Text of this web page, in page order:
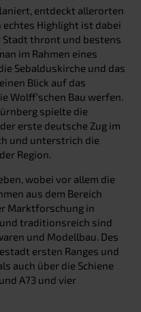
entdeckt allerorten
echtes Highlight ist dabei
Stadt thront und bestens
im Rahmen eines
Sebalduskirche und das
Blick auf das
Wolff‘schen Bau werfen.
spielte die
erste deutsche Zug im
und unterstrich die
Region.
wobei vor allem die
aus dem Bereich
Marktforschung in
traditionsreich sind
und Modellbau. Des
ersten Ranges und
auch über die Schiene
A73 und vier